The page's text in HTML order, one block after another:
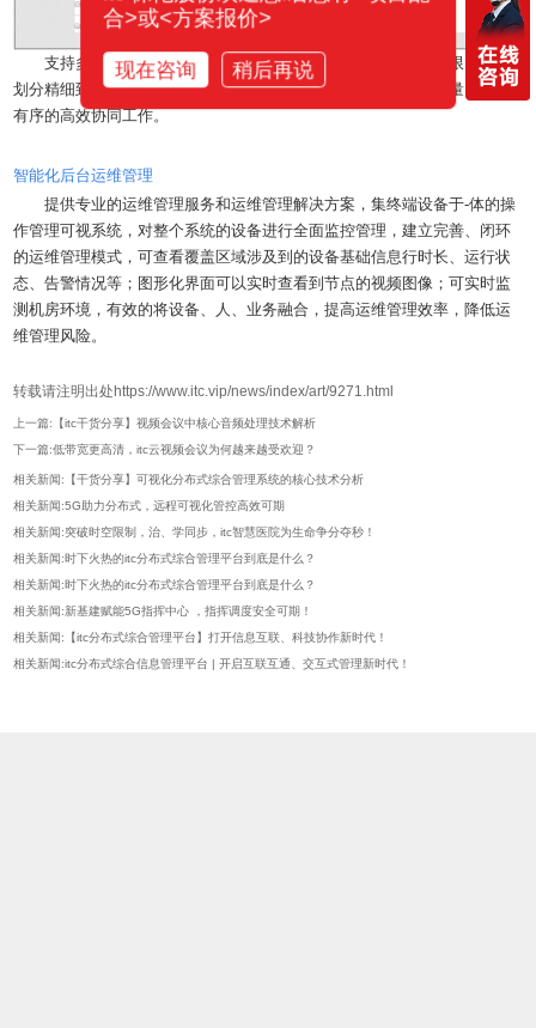
支持多用户同步操控，可按组分类，每个用户可分配不同权限。权限
划分精细到每一个信号源、受控设备、终端，达到系统安全性考量，实现
有序的高效协同工作。
智能化后台运维管理
提供专业的运维管理服务和运维管理解决方案，集终端设备于-体的操
作管理可视系统，对整个系统的设备进行全面监控管理，建立完善、闭环
的运维管理模式，可查看覆盖区域涉及到的设备基础信息行时长、运行状
态、告警情况等；图形化界面可以实时查看到节点的视频图像；可实时监
测机房环境，有效的将设备、人、业务融合，提高运维管理效率，降低运
维管理风险。
转载请注明出处https://www.itc.vip/news/index/art/9271.html
上一篇:【itc干货分享】视频会议中核心音频处理技术解析
下一篇:低带宽更高清，itc云视频会议为何越来越受欢迎？
相关新闻:【干货分享】可视化分布式综合管理系统的核心技术分析
相关新闻:5G助力分布式，远程可视化管控高效可期
相关新闻:突破时空限制，治、学同步，itc智慧医院为生命争分夺秒！
相关新闻:时下火热的itc分布式综合管理平台到底是什么？
相关新闻:时下火热的itc分布式综合管理平台到底是什么？
相关新闻:新基建赋能5G指挥中心 ，指挥调度安全可期！
相关新闻:【itc分布式综合管理平台】打开信息互联、科技协作新时代！
相关新闻:itc分布式综合信息管理平台 | 开启互联互通、交互式管理新时代！
合>或<方案报价>
现在咨询 稍后再说